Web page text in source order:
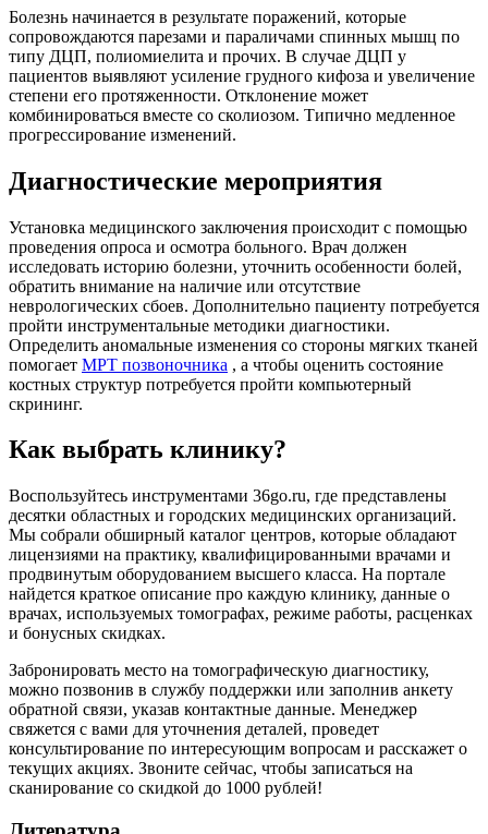
Болезнь начинается в результате поражений, которые
сопровождаются парезами и параличами спинных мышц по
типу ДЦП, полиомиелита и прочих. В случае ДЦП у
пациентов выявляют усиление грудного кифоза и увеличение
степени его протяженности. Отклонение может
комбинироваться вместе со сколиозом. Типично медленное
прогрессирование изменений.
Диагностические мероприятия
Установка медицинского заключения происходит с помощью
проведения опроса и осмотра больного. Врач должен
исследовать историю болезни, уточнить особенности болей,
обратить внимание на наличие или отсутствие
неврологических сбоев. Дополнительно пациенту потребуется
пройти инструментальные методики диагностики.
Определить аномальные изменения со стороны мягких тканей
помогает МРТ позвоночника , а чтобы оценить состояние
костных структур потребуется пройти компьютерный
скрининг.
Как выбрать клинику?
Воспользуйтесь инструментами 36go.ru, где представлены
десятки областных и городских медицинских организаций.
Мы собрали обширный каталог центров, которые обладают
лицензиями на практику, квалифицированными врачами и
продвинутым оборудованием высшего класса. На портале
найдется краткое описание про каждую клинику, данные о
врачах, используемых томографах, режиме работы, расценках
и бонусных скидках.
Забронировать место на томографическую диагностику,
можно позвонив в службу поддержки или заполнив анкету
обратной связи, указав контактные данные. Менеджер
свяжется с вами для уточнения деталей, проведет
консультирование по интересующим вопросам и расскажет о
текущих акциях. Звоните сейчас, чтобы записаться на
сканирование со скидкой до 1000 рублей!